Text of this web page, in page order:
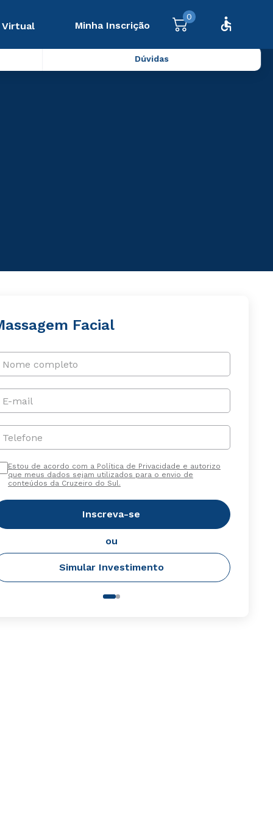
Virtual Minha Inscrição
0
Dúvidas
Facial
Nome completo
E-mail
Telefone
Estou de acordo com a Política de Privacidade e autorizo
que meus dados sejam utilizados para o envio de
conteúdos da Cruzeiro do Sul.
Inscreva-se
ou
Simular Investimento